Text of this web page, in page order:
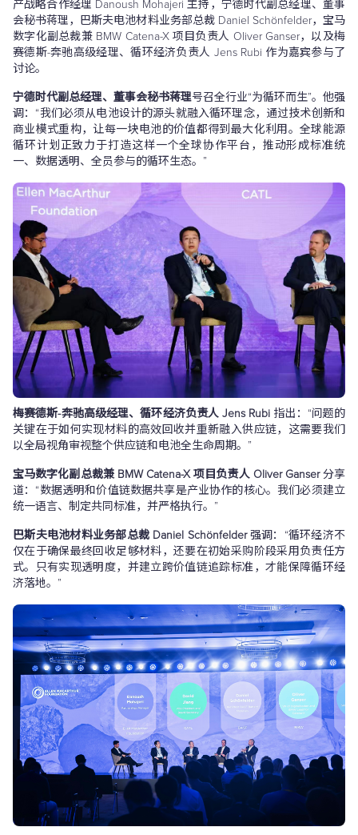
产战略合作经理 Danoush Mohajeri 主持，宁德时代副总经理、董事
会秘书蒋理，巴斯夫电池材料业务部总裁 Daniel Schönfelder，宝马
数字化副总裁兼 BMW Catena-X 项目负责人 Oliver Ganser，以及梅
赛德斯-奔驰高级经理、循环经济负责人 Jens Rubi 作为嘉宾参与了
讨论。
宁德时代副总经理、董事会秘书蒋理号召全行业“为循环而生”。他强
调：“我们必须从电池设计的源头就融入循环理念，通过技术创新和
商业模式重构，让每一块电池的价值都得到最大化利用。全球能源
循环计划正致力于打造这样一个全球协作平台，推动形成标准统
一、数据透明、全员参与的循环生态。”
梅赛德斯-奔驰高级经理、循环经济负责人 Jens Rubi 指出：“问题的
关键在于如何实现材料的高效回收并重新融入供应链，这需要我们
以全局视角审视整个供应链和电池全生命周期。”
宝马数字化副总裁兼 BMW Catena-X 项目负责人 Oliver Ganser分享
道：“数据透明和价值链数据共享是产业协作的核心。我们必须建立
统一语言、制定共同标准，并严格执行。”
巴斯夫电池材料业务部总裁 Daniel Schönfelder强调：“循环经济不
仅在于确保最终回收足够材料，还要在初始采购阶段采用负责任方
式。只有实现透明度，并建立跨价值链追踪标准，才能保障循环经
济落地。”